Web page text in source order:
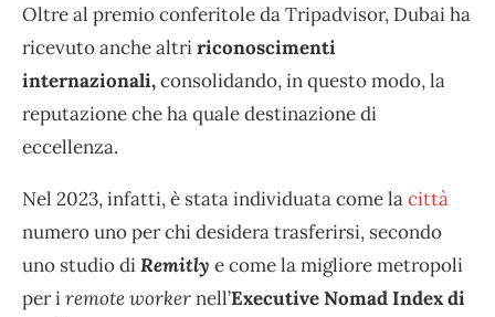
Oltre al premio conferitole da Tripadvisor, Dubai ha
ricevuto anche altririconoscimenti
internazionali,consolidando, in questo modo, la
reputazione che ha quale destinazione di
eccellenza.
Nel 2023, infatti, è stata individuata come lacittà
numero uno per chi desidera trasferirsi, secondo
uno studio diRemitly e come la migliore metropoli
per iremote workernell’Executive Nomad Index di